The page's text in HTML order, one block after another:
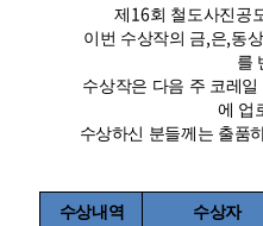
제 16회 철도사진공
이번 수상작의 금,은,동
를
수상작은 다음 주 코레일
에 업
수상하신 분들께는 출품
수상내역 수상자